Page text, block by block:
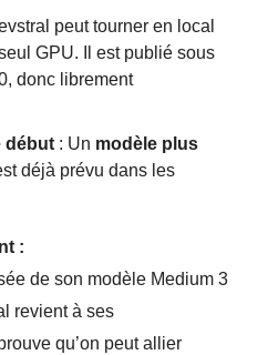
peut tourner en local
GPU. Il est publié sous
donc librement
début : Un modèle plus
déjà prévu dans les
:
de son modèle Medium 3
revient à ses
qu’on peut allier